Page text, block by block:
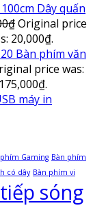
Dây quấn
₫Original price
20,000₫.
Bàn phím văn
price was:
máy in
Gaming Bàn phím
có dây Bàn phím vi
sóng